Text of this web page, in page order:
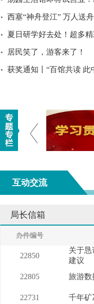
西塞“神舟登江” 万人送
夏日研学好去处！超多精
居民笑了，游客来了！
获奖通知丨“百馆共读 此
互动交流
局长信箱
办件编号
22850
关于
建议
22805
旅游数
22731 千年